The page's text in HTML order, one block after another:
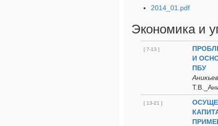
2014_01.pdf
Экономика и
[ 7-13 ]
И
ПБУ
[ 13-21 ]